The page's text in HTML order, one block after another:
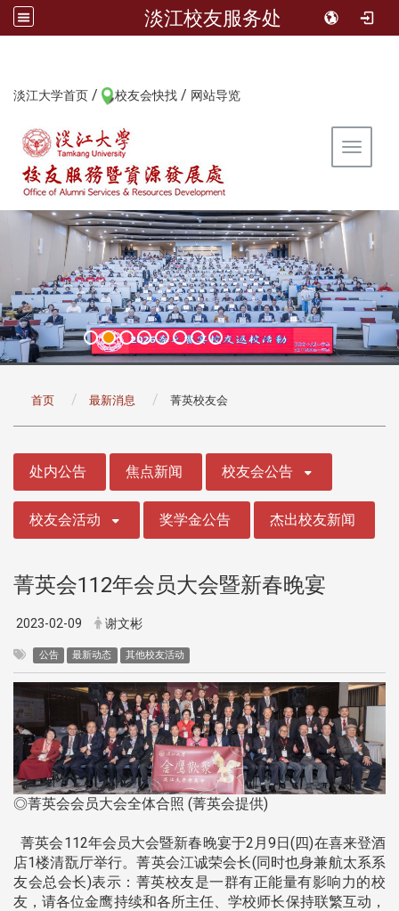
淡江校友服务处
淡江大学首页 / 校友会快找 / 网站导览
Toggle
首页 最新消息 菁英校友会
处内公告 焦点新闻 校友会公告
校友会活动 奖学金公告 杰出校友新闻
菁英会112年会员大会暨新春晚宴
2023-02-09 谢文彬
公告 最新动态 其他校友活动
◎菁英会会员大会全体合照 (菁英会提供)
菁英会112年会员大会暨新春晚宴于2月9日(四)在喜来登酒
店1楼清翫厅举行。菁英会江诚荣会长(同时也身兼航太系系
友会总会长)表示：菁英校友是一群有正能量有影响力的校
友，请各位金鹰持续和各所主任、学校师长保持联繁互动，